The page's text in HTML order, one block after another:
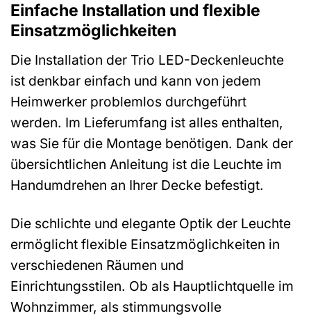
Einfache Installation und flexible
Einsatzmöglichkeiten
Die Installation der Trio LED-Deckenleuchte
ist denkbar einfach und kann von jedem
Heimwerker problemlos durchgeführt
werden. Im Lieferumfang ist alles enthalten,
was Sie für die Montage benötigen. Dank der
übersichtlichen Anleitung ist die Leuchte im
Handumdrehen an Ihrer Decke befestigt.
Die schlichte und elegante Optik der Leuchte
ermöglicht flexible Einsatzmöglichkeiten in
verschiedenen Räumen und
Einrichtungsstilen. Ob als Hauptlichtquelle im
Wohnzimmer, als stimmungsvolle